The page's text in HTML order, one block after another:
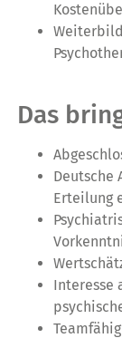
Das
Deutsche
Erteilung
Interesse